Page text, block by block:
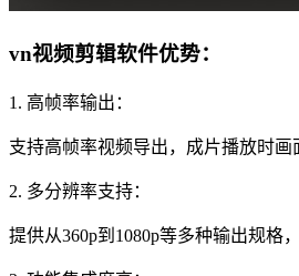
vn视频剪辑软件优势：
1. 高帧率输出：
支持高帧率视频导出，成片播放时画
2. 多分辨率支持：
提供从360p到1080p等多种输出规格